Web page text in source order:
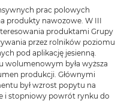
prac polowych
produkty nawozowe. W III
produktami Grupy
przez rolników poziomu
pod aplikację jesienną.
wolumenowym była wyższa
produkcji. Głównymi
był wzrost popytu na
i stopniowy powrót rynku do